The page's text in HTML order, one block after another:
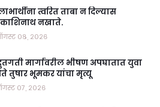
त्वरित ताबा न दिल्यास
नखाते.
०८, २०२६
मार्गावरील भीषण अपघातात युवा
तुषार भूमकर यांचा मृत्यू
०७, २०२६